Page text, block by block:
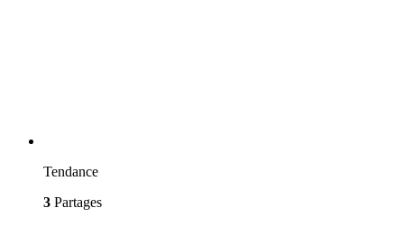
Tendance
3 Partages